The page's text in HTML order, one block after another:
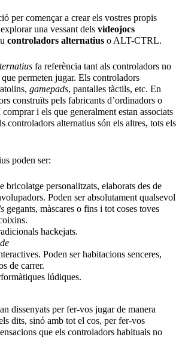
per començar a crear els vostres propis
una vessant dels videojocs
controladors alternatius o ALT-CTRL.
fa referència tant als controladors no
permeten jugar. Els controladors
gamepads, pantalles tàctils, etc. En
construïts pels fabricants d’ordinadors o
i els que generalment estan associats
controladors alternatius són els altres, tots els
poden ser:
bricolatge personalitzats, elaborats des de
Poden ser absolutament qualsevol
gegants, màscares o fins i tot coses toves
hackejats.
Poden ser habitacions senceres,
de carrer.
lúdiques.
dissenyats per fer-vos jugar de manera
dits, sinó amb tot el cos, per fer-vos
que els controladors habituals no